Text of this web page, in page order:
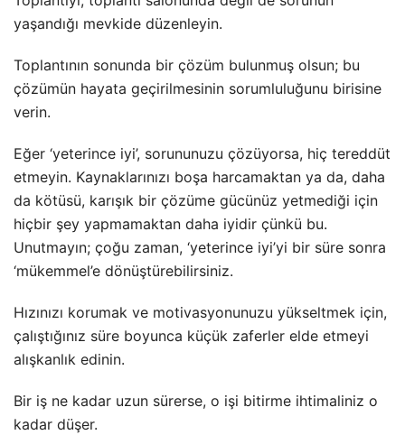
yaşandığı mevkide düzenleyin.
Toplantının sonunda bir çözüm bulunmuş olsun; bu
çözümün hayata geçirilmesinin sorumluluğunu birisine
verin.
Eğer ‘yeterince iyi’, sorununuzu çözüyorsa, hiç tereddüt
etmeyin. Kaynaklarınızı boşa harcamaktan ya da, daha
da kötüsü, karışık bir çözüme gücünüz yetmediği için
hiçbir şey yapmamaktan daha iyidir çünkü bu.
Unutmayın; çoğu zaman, ‘yeterince iyi’yi bir süre sonra
‘mükemmel’e dönüştürebilirsiniz.
Hızınızı korumak ve motivasyonunuzu yükseltmek için,
çalıştığınız süre boyunca küçük zaferler elde etmeyi
alışkanlık edinin.
Bir iş ne kadar uzun sürerse, o işi bitirme ihtimaliniz o
kadar düşer.